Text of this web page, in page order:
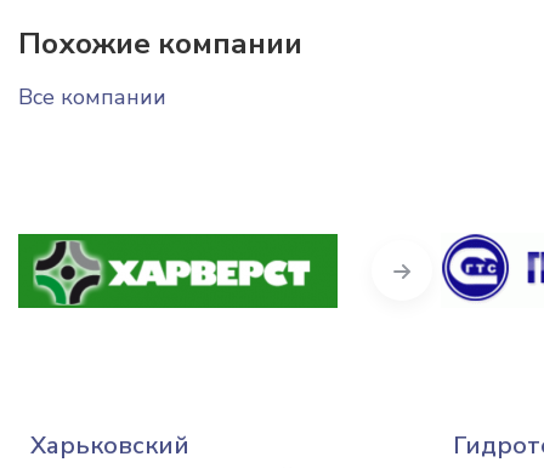
Похожие компании
Все компании
Харьковский
Next